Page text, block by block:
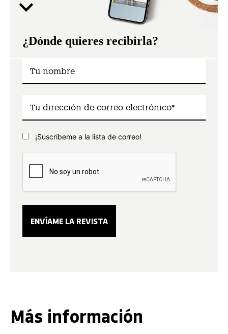
¿Dónde quieres recibirla?
¡Suscríbeme a la lista de correo!
Más información